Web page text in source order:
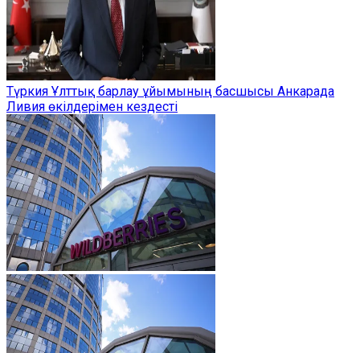
Түркия Ұлттық барлау ұйымының басшысы Анкарада
Ливия өкілдерімен кездесті